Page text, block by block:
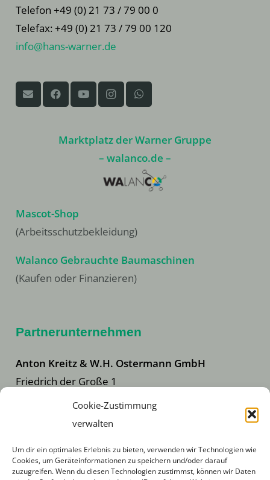
Cookie-Zustimmung
verwalten
Um dir ein optimales Erlebnis zu bieten, verwenden wir Technologien wie
Cookies, um Geräteinformationen zu speichern und/oder darauf
zuzugreifen. Wenn du diesen Technologien zustimmst, können wir Daten
Telefon +49 (0) 21 73 / 79 00 0
Telefax: +49 (0) 21 73 / 79 00 120
info@hans-warner.de
Marktplatz der Warner Gruppe
– walanco.de –
Mascot-Shop
(Arbeitsschutzbekleidung)
Walanco Gebrauchte Baumaschinen
(Kaufen oder Finanzieren)
Partnerunternehmen
Anton Kreitz & W.H. Ostermann GmbH
Friedrich der Große 1
44628 Herne
Telefon +49 (0) 23 23 / 14 07 0
info@kreitz-ostermann.com